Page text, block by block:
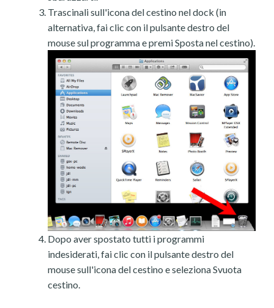
Trascinali sull'icona del cestino nel dock (in
alternativa, fai clic con il pulsante destro del
mouse sul programma e premi Sposta nel cestino).
Dopo aver spostato tutti i programmi
indesiderati, fai clic con il pulsante destro del
mouse sull'icona del cestino e seleziona Svuota
cestino.